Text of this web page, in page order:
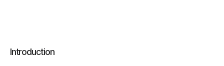
Introduction